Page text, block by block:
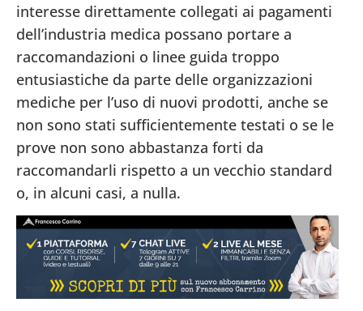
interesse direttamente collegati ai pagamenti
dell’industria medica possano portare a
raccomandazioni o linee guida troppo
entusiastiche da parte delle organizzazioni
mediche per l’uso di nuovi prodotti, anche se
non sono stati sufficientemente testati o se le
prove non sono abbastanza forti da
raccomandarli rispetto a un vecchio standard
o, in alcuni casi, a nulla.